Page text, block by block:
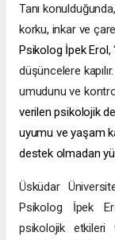
Tanı
korku, inkar ve
Psikolog İpek Erol,
düşüncelere
umudunu ve
verilen psikolojik
uyumu ve yaşam
destek olmadan
Üsküdar
Psikolog İpek
psikolojik etkileri